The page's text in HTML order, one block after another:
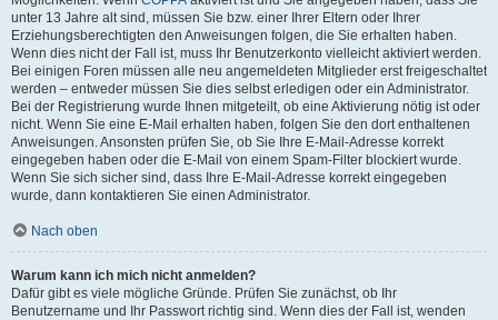
unter 13 Jahre alt sind, müssen Sie bzw. einer Ihrer Eltern oder Ihrer
Erziehungsberechtigten den Anweisungen folgen, die Sie erhalten haben.
Wenn dies nicht der Fall ist, muss Ihr Benutzerkonto vielleicht aktiviert werden.
Bei einigen Foren müssen alle neu angemeldeten Mitglieder erst freigeschaltet
werden – entweder müssen Sie dies selbst erledigen oder ein Administrator.
Bei der Registrierung wurde Ihnen mitgeteilt, ob eine Aktivierung nötig ist oder
nicht. Wenn Sie eine E-Mail erhalten haben, folgen Sie den dort enthaltenen
Anweisungen. Ansonsten prüfen Sie, ob Sie Ihre E-Mail-Adresse korrekt
eingegeben haben oder die E-Mail von einem Spam-Filter blockiert wurde.
Wenn Sie sich sicher sind, dass Ihre E-Mail-Adresse korrekt eingegeben
wurde, dann kontaktieren Sie einen Administrator.
Nach oben
Warum kann ich mich nicht anmelden?
Dafür gibt es viele mögliche Gründe. Prüfen Sie zunächst, ob Ihr
Benutzername und Ihr Passwort richtig sind. Wenn dies der Fall ist, wenden